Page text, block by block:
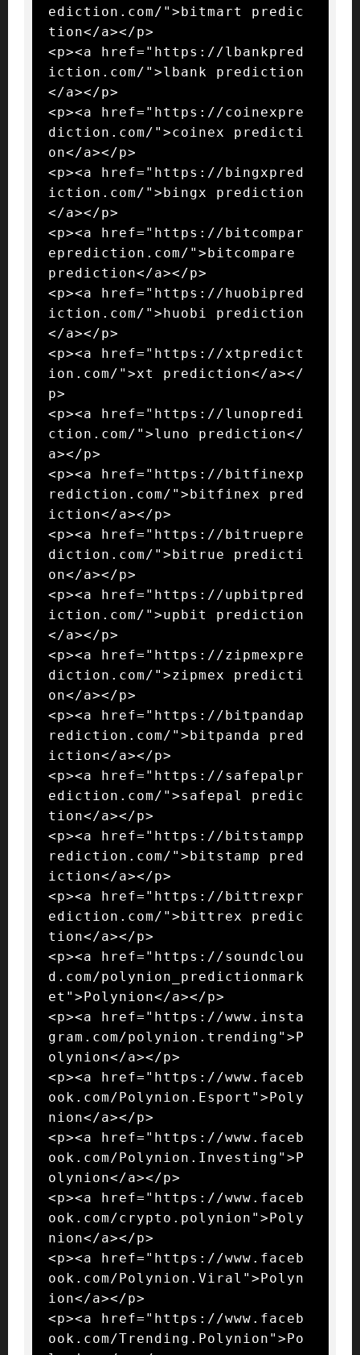
ediction.com/">bitmart predic
tion</a></p>
<p><a href="https://lbankpred
iction.com/">lbank prediction
</a></p>
<p><a href="https://coinexpre
diction.com/">coinex predicti
on</a></p>
<p><a href="https://bingxpred
iction.com/">bingx prediction
</a></p>
<p><a href="https://bitcompar
eprediction.com/">bitcompare
prediction</a></p>
<p><a href="https://huobipred
iction.com/">huobi prediction
</a></p>
<p><a href="https://xtpredict
ion.com/">xt prediction</a></
p>
<p><a href="https://lunopredi
ction.com/">luno prediction</
a></p>
<p><a href="https://bitfinexp
rediction.com/">bitfinex pred
iction</a></p>
<p><a href="https://bitruepre
diction.com/">bitrue predicti
on</a></p>
<p><a href="https://upbitpred
iction.com/">upbit prediction
</a></p>
<p><a href="https://zipmexpre
diction.com/">zipmex predicti
on</a></p>
<p><a href="https://bitpandap
rediction.com/">bitpanda pred
iction</a></p>
<p><a href="https://safepalpr
ediction.com/">safepal predic
tion</a></p>
<p><a href="https://bitstampp
rediction.com/">bitstamp pred
iction</a></p>
<p><a href="https://bittrexpr
ediction.com/">bittrex predic
tion</a></p>
<p><a href="https://soundclou
d.com/polynion_predictionmark
et">Polynion</a></p>
<p><a href="https://www.insta
gram.com/polynion.trending">P
olynion</a></p>
<p><a href="https://www.faceb
ook.com/Polynion.Esport">Poly
nion</a></p>
<p><a href="https://www.faceb
ook.com/Polynion.Investing">P
olynion</a></p>
<p><a href="https://www.faceb
ook.com/crypto.polynion">Poly
nion</a></p>
<p><a href="https://www.faceb
ook.com/Polynion.Viral">Polyn
ion</a></p>
<p><a href="https://www.faceb
ook.com/Trending.Polynion">Po